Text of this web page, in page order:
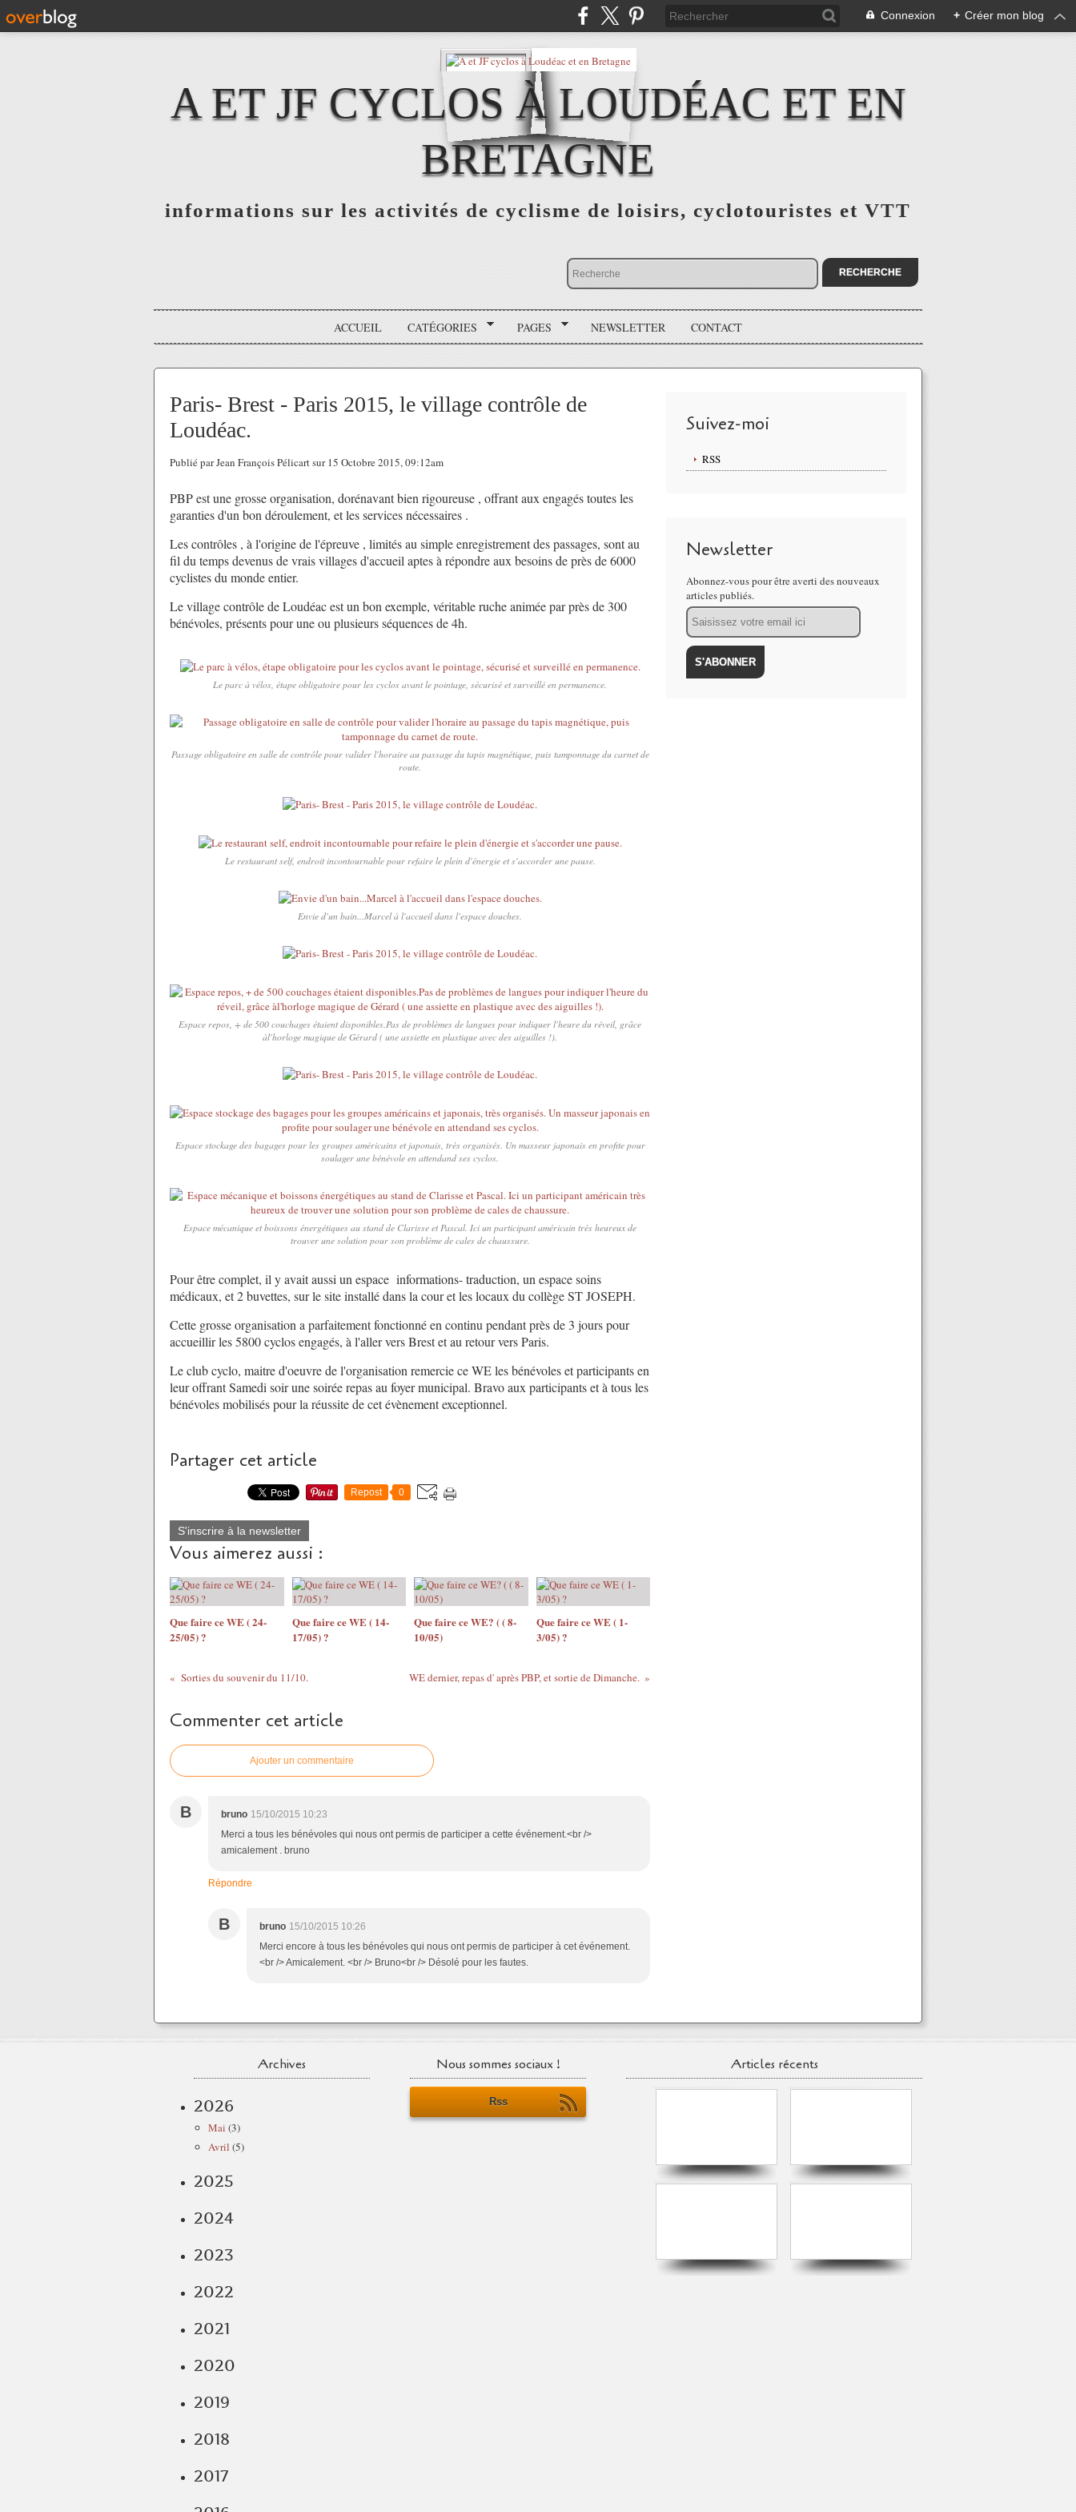
Connexion + Créer mon blog
A ET JF CYCLOS À LOUDÉAC ET EN
BRETAGNE
informations sur les activités de cyclisme de loisirs, cyclotouristes et VTT
ACCUEIL CATÉGORIES PAGES NEWSLETTER CONTACT
Paris- Brest - Paris 2015, le village contrôle de
Loudéac.
Publié par Jean François Pélicart sur 15 Octobre 2015, 09:12am
PBP est une grosse organisation, dorénavant bien rigoureuse , offrant aux engagés toutes les
garanties d'un bon déroulement, et les services nécessaires .
Les contrôles , à l'origine de l'épreuve , limités au simple enregistrement des passages, sont au
fil du temps devenus de vrais villages d'accueil aptes à répondre aux besoins de près de 6000
cyclistes du monde entier.
Le village contrôle de Loudéac est un bon exemple, véritable ruche animée par près de 300
bénévoles, présents pour une ou plusieurs séquences de 4h.
Le parc à vélos, étape obligatoire pour les cyclos avant le pointage, sécurisé et surveillé en permanence.
Passage obligatoire en salle de contrôle pour valider l'horaire au passage du tapis magnétique, puis tamponnage du carnet de
route.
Le restaurant self, endroit incontournable pour refaire le plein d'énergie et s'accorder une pause.
Envie d'un bain...Marcel à l'accueil dans l'espace douches.
Espace repos, + de 500 couchages étaient disponibles.Pas de problèmes de langues pour indiquer l'heure du réveil, grâce
àl'horloge magique de Gérard ( une assiette en plastique avec des aiguilles !).
Espace stockage des bagages pour les groupes américains et japonais, très organisés. Un masseur japonais en profite pour
soulager une bénévole en attendand ses cyclos.
Espace mécanique et boissons énergétiques au stand de Clarisse et Pascal. Ici un participant américain très heureux de
trouver une solution pour son problème de cales de chaussure.
Pour être complet, il y avait aussi un espace informations- traduction, un espace soins
médicaux, et 2 buvettes, sur le site installé dans la cour et les locaux du collège ST JOSEPH.
Cette grosse organisation a parfaitement fonctionné en continu pendant près de 3 jours pour
accueillir les 5800 cyclos engagés, à l'aller vers Brest et au retour vers Paris.
Le club cyclo, maitre d'oeuvre de l'organisation remercie ce WE les bénévoles et participants en
leur offrant Samedi soir une soirée repas au foyer municipal. Bravo aux participants et à tous les
bénévoles mobilisés pour la réussite de cet évènement exceptionnel.
Partager cet article
Repost 0
S'inscrire à la newsletter
Vous aimerez aussi :
Que faire ce WE ( 24-
25/05) ?
Que faire ce WE ( 14-
17/05) ?
Que faire ce WE? ( ( 8-
10/05)
Que faire ce WE ( 1-
3/05) ?
Sorties du souvenir du 11/10. WE dernier, repas d' après PBP, et sortie de Dimanche.
Commenter cet article
Ajouter un commentaire
B bruno 15/10/2015 10:23
Merci a tous les bénévoles qui nous ont permis de participer a cette événement.<br />
amicalement . bruno
Répondre
B bruno 15/10/2015 10:26
Merci encore à tous les bénévoles qui nous ont permis de participer à cet événement.
<br /> Amicalement. <br /> Bruno<br /> Désolé pour les fautes.
Suivez-moi
RSS
Newsletter
Abonnez-vous pour être averti des nouveaux
articles publiés.
Email
Archives
2026
Mai (3)
Avril (5)
2025
2024
2023
2022
2021
2020
2019
2018
2017
Nous sommes sociaux !
Rss
Articles récents